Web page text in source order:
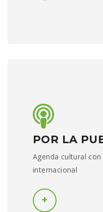
POR LA
Agenda cultural
internacional